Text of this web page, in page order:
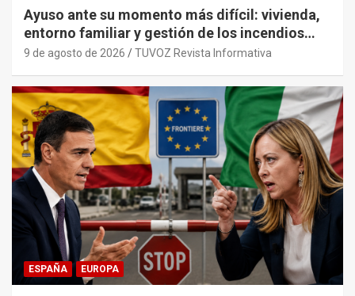
Ayuso ante su momento más difícil: vivienda,
entorno familiar y gestión de los incendios
ponen a prueba su liderazgo en el PP
9 de agosto de 2026 TUVOZ Revista Informativa
ESPAÑA EUROPA